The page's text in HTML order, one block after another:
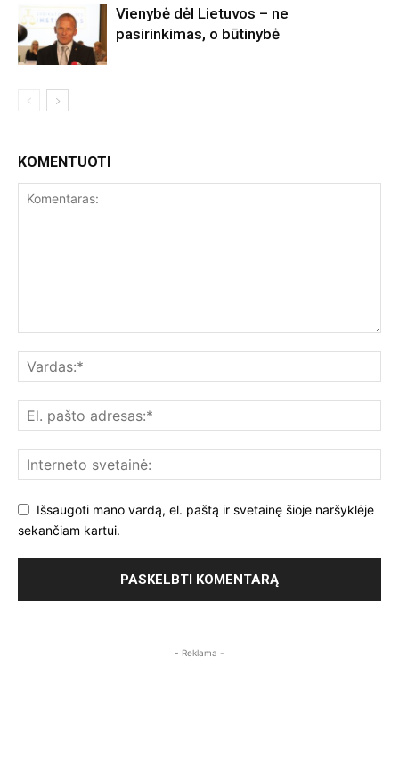
Vienybė dėl Lietuvos – ne
pasirinkimas, o būtinybė
KOMENTUOTI
Išsaugoti mano vardą, el. paštą ir svetainę šioje naršyklėje
sekančiam kartui.
- Reklama -